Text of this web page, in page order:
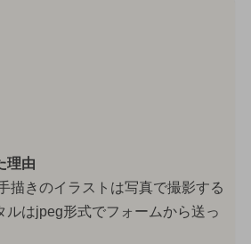
理由
描きのイラストは写真で撮影する
ルはjpeg形式でフォームから送っ